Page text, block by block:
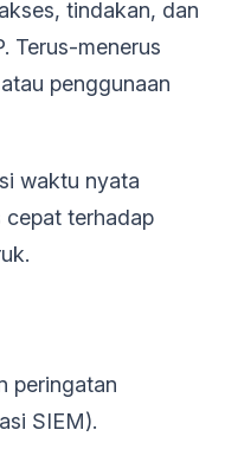
tindakan, dan
Terus-menerus
penggunaan
waktu nyata
cepat terhadap
peringatan
SIEM).